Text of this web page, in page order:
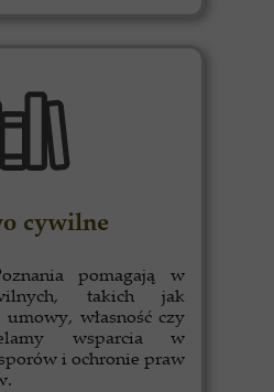
cywilne
pomagają w
takich jak
własność czy
wsparcia w
i ochronie praw